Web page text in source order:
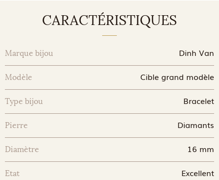
CARACTÉRISTIQUES
Marque bijou Dinh Van
Modèle Cible grand modèle
Type bijou Bracelet
Pierre Diamants
Diamètre 16 mm
Etat Excellent